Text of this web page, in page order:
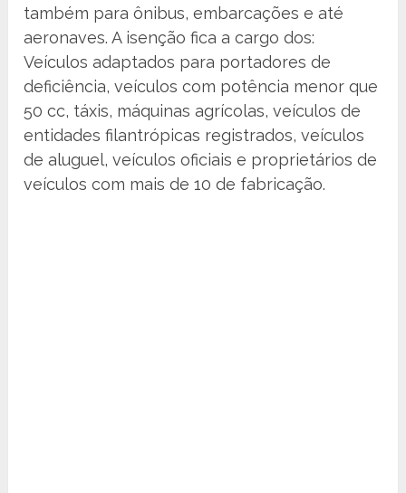
também para ônibus, embarcações e até
aeronaves. A isenção fica a cargo dos:
Veículos adaptados para portadores de
deficiência, veículos com potência menor que
50 cc, táxis, máquinas agrícolas, veículos de
entidades filantrópicas registrados, veículos
de aluguel, veículos oficiais e proprietários de
veículos com mais de 10 de fabricação.